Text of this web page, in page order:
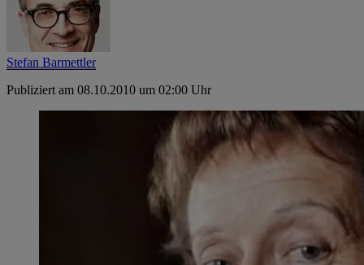
Stefan Barmettler
Publiziert am 08.10.2010 um 02:00 Uhr